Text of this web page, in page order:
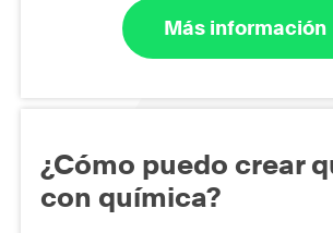
Más información
¿Cómo puedo crear
con química?